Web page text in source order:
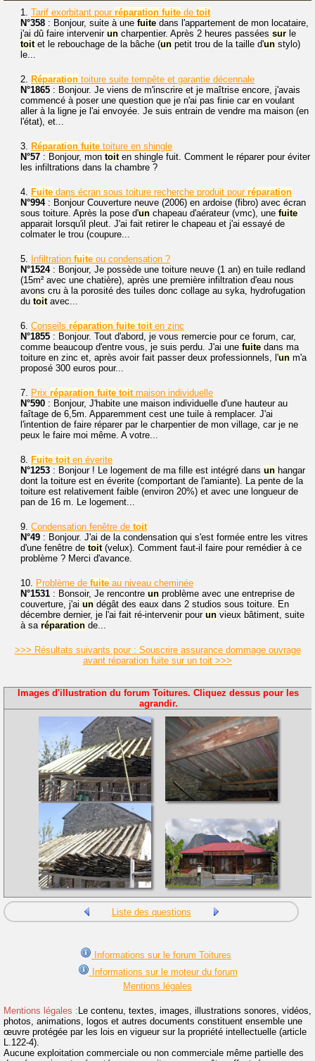
1. Tarif exorbitant pour réparation fuite de toit
N°358 : Bonjour, suite à une fuite dans l'appartement de mon locataire,
j'ai dû faire intervenir un charpentier. Après 2 heures passées sur le
toitet le rebouchage de la bâche (un petit trou de la taille d'un stylo)
le...
2. Réparation toiture suite tempête et garantie décennale
N°1865 : Bonjour. Je viens de m'inscrire et je maîtrise encore, j'avais
commencé à poser une question que je n'ai pas finie car en voulant
aller à la ligne je l'ai envoyée. Je suis entrain de vendre ma maison (en
l'état), et...
3. Réparation fuite toiture en shingle
N°57 : Bonjour, mon toiten shingle fuit. Comment le réparer pour éviter
les infiltrations dans la chambre ?
4. Fuite dans écran sous toiture recherche produit pour réparation
N°994: Bonjour Couverture neuve (2006) en ardoise (fibro) avec écran
sous toiture. Après la pose d'un chapeau d'aérateur (vmc), une fuite
apparait lorsqu'il pleut. J'ai fait retirer le chapeau et j'ai essayé de
colmater le trou (coupure...
5. Infiltration fuite ou condensation ?
N°1524: Bonjour, Je possède une toiture neuve (1 an) en tuile redland
(15m² avec une chatière), après une première infiltration d'eau nous
avons cru à la porosité des tuiles donc collage au syka, hydrofugation
du toitavec...
6. Conseils réparation fuite toiten zinc
N°1855 : Bonjour. Tout d'abord, je vous remercie pour ce forum, car,
comme beaucoup d'entre vous, je suis perdu. J'ai une fuite dans ma
toiture en zinc et, après avoir fait passer deux professionnels, l'un m'a
proposé 300 euros pour...
7. Prix réparation fuite toitmaison individuelle
N°590 : Bonjour, J'habite une maison individuelle d'une hauteur au
faîtage de 6,5m. Apparemment cest une tuile à remplacer. J'ai
l'intention de faire réparer par le charpentier de mon village, car je ne
peux le faire moi même. A votre...
8. Fuite toiten éverite
N°1253 : Bonjour ! Le logement de ma fille est intégré dans un hangar
dont la toiture est en éverite (comportant de l'amiante). La pente de la
toiture est relativement faible (environ 20%) et avec une longueur de
pan de 16 m. Le logement...
9. Condensation fenêtre de toit
N°49 : Bonjour. J'ai de la condensation qui s'est formée entre les vitres
d'une fenêtre de toit(velux). Comment faut-il faire pour remédier à ce
problème ? Merci d'avance.
10. Problème de fuite au niveau cheminée
N°1531 : Bonsoir, Je rencontre un problème avec une entreprise de
couverture, j'ai un dégât des eaux dans 2 studios sous toiture. En
décembre dernier, je l'ai fait ré-intervenir pour un vieux bâtiment, suite
à sa réparation de...
>>> Résultats suivants pour : Souscrire assurance dommage ouvrage
avant réparation fuite sur un toit >>>
Images d'illustration du forum Toitures. Cliquez dessus pour les
agrandir.
Liste des questions
Informations sur le forum Toitures
Informations sur le moteur du forum
Mentions légales
Mentions légales : Le contenu, textes, images, illustrations sonores, vidéos,
photos, animations, logos et autres documents constituent ensemble une
œuvre protégée par les lois en vigueur sur la propriété intellectuelle (article
L.122-4).
Aucune exploitation commerciale ou non commerciale même partielle des